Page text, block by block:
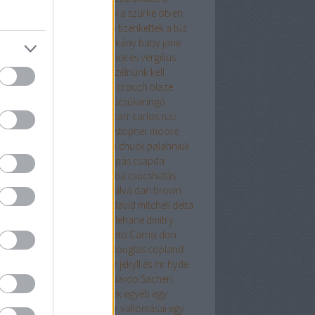
és más démonokról a szürke ötven
a tanya a tizenkettek a tűz
a vacsora a velencei sárkány baby jane
barbár állatok
beatrice és vergilius
lászló
beszélnünk kell
biff evangéliuma blake crouch blaze
búcsúkeringő
budapest noir caleb carr carlos ruiz
cartaphilus
christopher moore
chuck hogan chuck palahniuk
Címkék csak egy harapás csapda
csillagainkban a hiba csúcshatás
daniel keyes daniel silva dan brown
david mitchell delta
dennis lehane dmitry
donald james Donato Carrisi don
doppler
douglas copland
dr jekyll és mr hyde
esete
Eduardo Sacheri
Albee
egerek és emberek egyéb egy
egy pohárral egy polgár vallomásai egy